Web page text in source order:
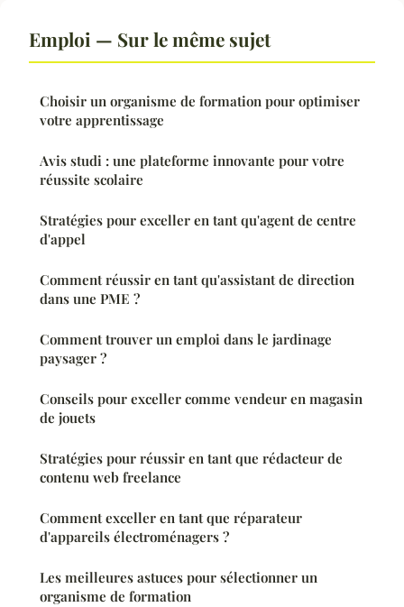
Emploi — Sur le même sujet
Choisir un organisme de formation pour optimiser
votre apprentissage
Avis studi : une plateforme innovante pour votre
réussite scolaire
Stratégies pour exceller en tant qu'agent de centre
d'appel
Comment réussir en tant qu'assistant de direction
dans une PME ?
Comment trouver un emploi dans le jardinage
paysager ?
Conseils pour exceller comme vendeur en magasin
de jouets
Stratégies pour réussir en tant que rédacteur de
contenu web freelance
Comment exceller en tant que réparateur
d'appareils électroménagers ?
Les meilleures astuces pour sélectionner un
organisme de formation